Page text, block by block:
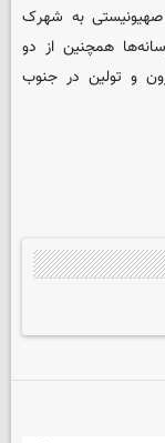
صهیونیستی به شهرک
همچنین از دو
و تولین در جنوب